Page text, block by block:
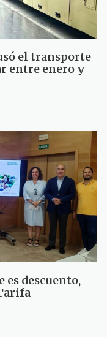
el transporte
entre enero y
es descuento,